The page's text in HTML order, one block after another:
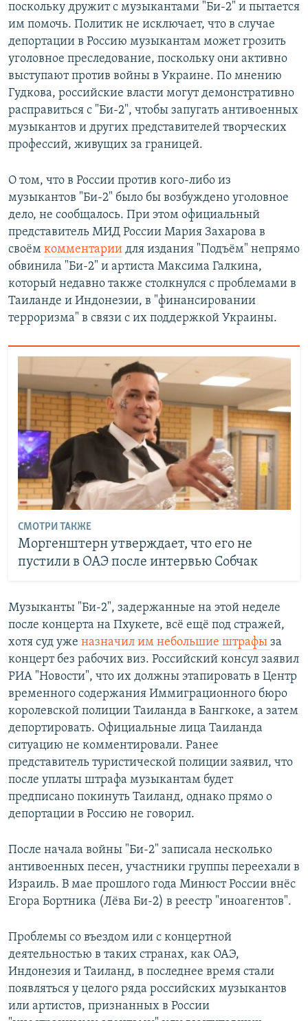
поскольку дружит с музыкантами "Би-2" и пытается
им помочь. Политик не исключает, что в случае
депортации в Россию музыкантам может грозить
уголовное преследование, поскольку они активно
выступают против войны в Украине. По мнению
Гудкова, российские власти могут демонстративно
расправиться с "Би-2", чтобы запугать антивоенных
музыкантов и других представителей творческих
профессий, живущих за границей.
О том, что в России против кого-либо из
музыкантов "Би-2" было бы возбуждено уголовное
дело, не сообщалось. При этом официальный
представитель МИД России Мария Захарова в
своём комментарии для издания "Подъём" непрямо
обвинила "Би-2" и артиста Максима Галкина,
который недавно также столкнулся с проблемами в
Таиланде и Индонезии, в "финансировании
терроризма" в связи с их поддержкой Украины.
СМОТРИ ТАКЖЕ
Моргенштерн утверждает, что его не
пустили в ОАЭ после интервью Собчак
Музыканты "Би-2", задержанные на этой неделе
после концерта на Пхукете, всё ещё под стражей,
хотя суд уже назначил им небольшие штрафы за
концерт без рабочих виз. Российский консул заявил
РИА "Новости", что их должны этапировать в Центр
временного содержания Иммиграционного бюро
королевской полиции Таиланда в Бангкоке, а затем
депортировать. Официальные лица Таиланда
ситуацию не комментировали. Ранее
представитель туристической полиции заявил, что
после уплаты штрафа музыкантам будет
предписано покинуть Таиланд, однако прямо о
депортации в Россию не говорил.
После начала войны "Би-2" записала несколько
антивоенных песен, участники группы переехали в
Израиль. В мае прошлого года Минюст России внёс
Егора Бортника (Лёва Би-2) в реестр "иноагентов".
Проблемы со въездом или с концертной
деятельностью в таких странах, как ОАЭ,
Индонезия и Таиланд, в последнее время стали
появляться у целого ряда российских музыкантов
или артистов, признанных в России